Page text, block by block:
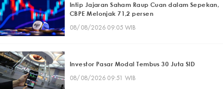
Intip Jajaran Saham Raup Cuan dalam Sepekan,
CBPE Melonjak 71,2 persen
08/08/2026 09:05 WIB
Investor Pasar Modal Tembus 30 Juta SID
08/08/2026 09:51 WIB